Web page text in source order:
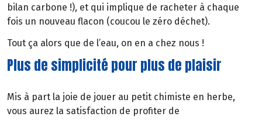
bilan carbone !), et qui implique de racheter à chaque
fois un nouveau flacon (coucou le zéro déchet).
Tout ça alors que de l’eau, on en a chez nous !
Plus de simplicité pour plus de plaisir
Mis à part la joie de jouer au petit chimiste en herbe,
vous aurez la satisfaction de profiter de